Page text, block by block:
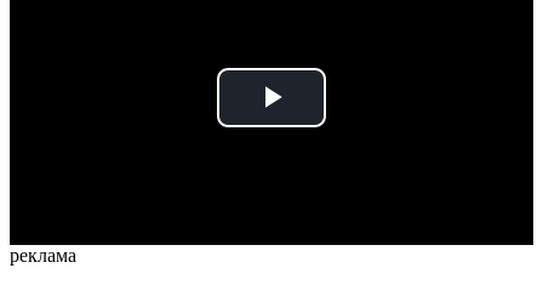
Play
реклама